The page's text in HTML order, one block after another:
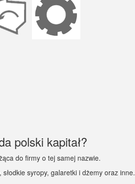
polski kapitał?
do firmy o tej samej nazwie.
syropy, galaretki i dżemy oraz inne.